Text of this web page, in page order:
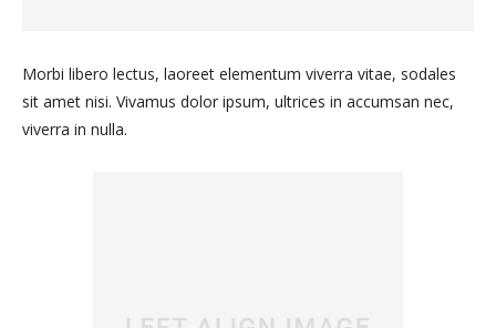
Morbi libero lectus, laoreet elementum viverra vitae, sodales
sit amet nisi. Vivamus dolor ipsum, ultrices in accumsan nec,
viverra in nulla.